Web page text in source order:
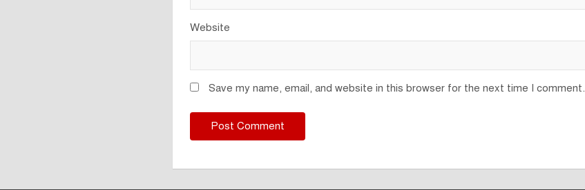
Website
Save my name, email, and website in this browser for the next time I comment.